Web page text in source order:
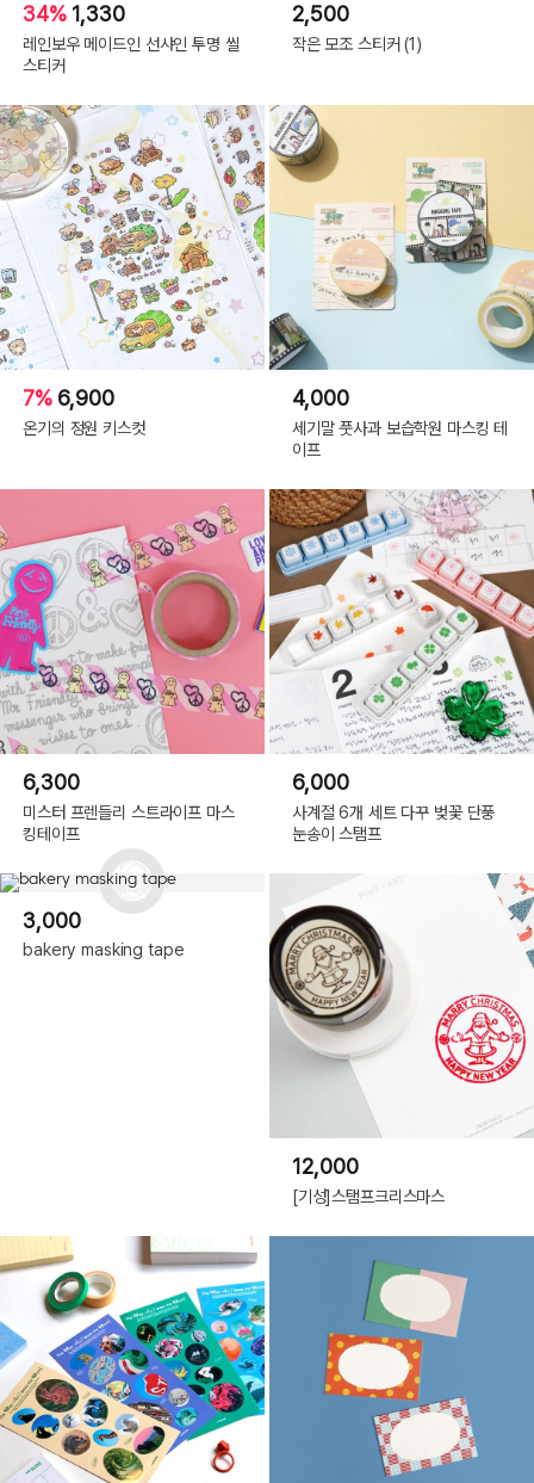
34% 1,330
레인보우 메이드인 선샤인 투명 씰
스티커
2,500
작은 모조 스티커 (1)
7% 6,900
온기의 정원 키스컷
4,000
세기말 풋사과 보습학원 마스킹 테
이프
6,300
미스터 프렌들리 스트라이프 마스
킹테이프
6,000
사계절 6개 세트 다꾸 벚꽃 단풍
눈송이 스탬프
3,000
bakery masking tape
12,000
[기성]스탬프크리스마스